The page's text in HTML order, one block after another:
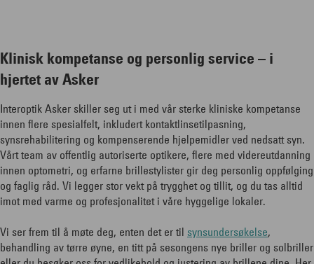
Klinisk kompetanse og personlig service – i
hjertet av Asker
Interoptik Asker skiller seg ut i med vår sterke kliniske kompetanse
innen flere spesialfelt, inkludert kontaktlinsetilpasning,
synsrehabilitering og kompenserende hjelpemidler ved nedsatt syn.
Vårt team av offentlig autoriserte optikere, flere med videreutdanning
innen optometri, og erfarne brillestylister gir deg personlig oppfølging
og faglig råd. Vi legger stor vekt på trygghet og tillit, og du tas alltid
imot med varme og profesjonalitet i våre hyggelige lokaler.
Vi ser frem til å møte deg, enten det er til synsundersøkelse,
behandling av tørre øyne, en titt på sesongens nye briller og solbriller